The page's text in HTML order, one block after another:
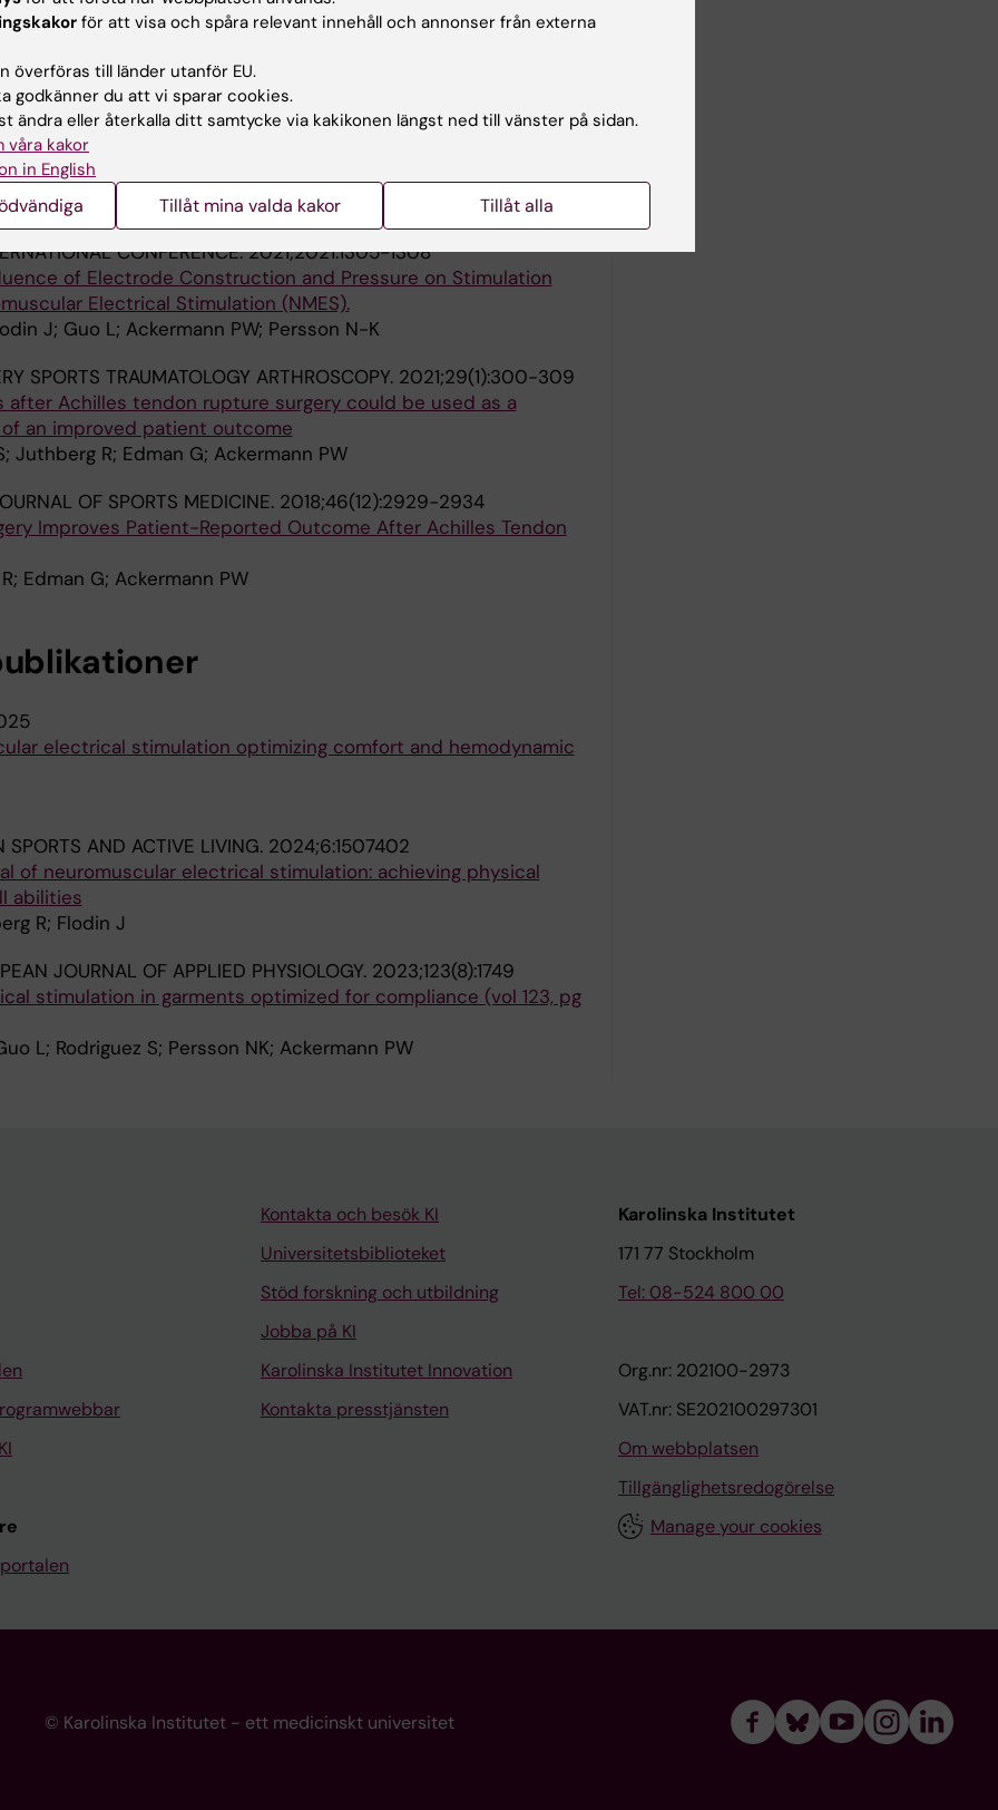
R; Edman G; Ackermann PW
SCIENCE MEDICINE AND REHABILITATION.
and placement on comfort and efficiency during low-intensity
stimulation of quadriceps, hamstrings and gluteal muscles.
PW
CONFERENCE OF THE IEEE ENGINEERING IN
SOCIETY. IEEE ENGINEERING IN MEDICINE AND BIOLOGY
CONFERENCE.2021;2021:1305-1308
of Electrode Construction and Pressure on Stimulation
Electrical Stimulation (NMES).
J; Guo L; Ackermann PW; Persson N-K
SPORTS TRAUMATOLOGY ARTHROSCOPY. 2021;29(1):300-309
after Achilles tendon rupture surgery could be used as a
an improved patient outcome
Juthberg R; Edman G; Ackermann PW
OF SPORTS MEDICINE. 2018;46(12):2929-2934
Improves Patient-Reported Outcome After Achilles Tendon
Edman G; Ackermann PW
electrical stimulation optimizing comfort and hemodynamic
SPORTS AND ACTIVE LIVING. 2024;6:1507402
of neuromuscular electrical stimulation: achieving physical
abilities
R; Flodin J
JOURNAL OF APPLIED PHYSIOLOGY. 2023;123(8):1749
stimulation in garments optimized for compliance (vol 123, pg
L; Rodriguez S; Persson NK; Ackermann PW
Kontakta och besök KI
Universitetsbiblioteket
Stöd forskning och utbildning
Jobba på KI
Karolinska Institutet Innovation
Kontakta presstjänsten
Karolinska Institutet
171 77 Stockholm
Tel: 08-524 800 00
Org.nr: 202100-2973
VAT.nr: SE202100297301
Om webbplatsen
Tillgänglighetsredogörelse
Manage your cookies
© Karolinska Institutet - ett medicinskt universitet
för att visa och spåra relevant innehåll och annonser från externa
överföras till länder utanför EU.
godkänner du att vi sparar cookies.
ändra eller återkalla ditt samtycke via kakikonen längst ned till vänster på sidan.
våra kakor
in English
Tillåt mina valda kakor Tillåt alla